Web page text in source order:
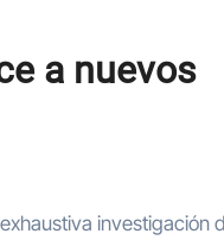
a nuevos
investigación